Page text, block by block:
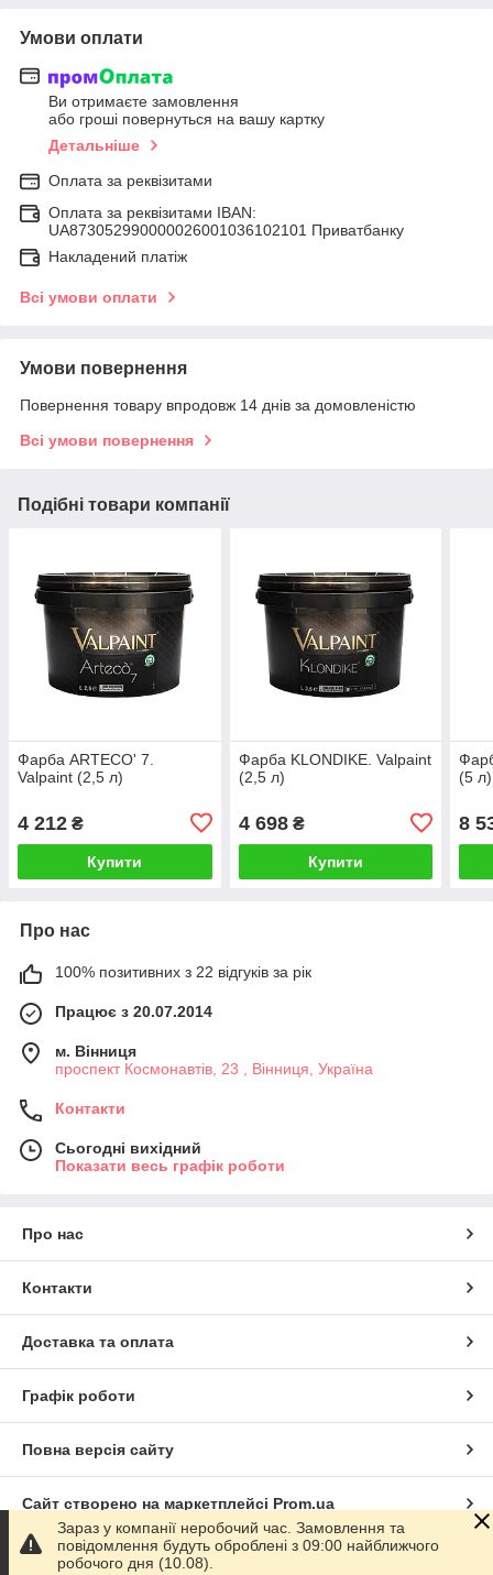
Умови оплати
Ви отримаєте замовлення
або гроші повернуться на вашу картку
Детальніше
Оплата за реквізитами
Оплата за реквізитами IBAN:
UA873052990000026001036102101 Приватбанку
Накладений платіж
Всі умови оплати
Умови повернення
Повернення товару впродовж 14 днів за домовленістю
Всі умови повернення
Подібні товари компанії
Фарба ARTECO' 7.
Valpaint (2,5 л)
4 212 ₴
Купити
Фарба KLONDIKE. Valpaint
(2,5 л)
4 698₴
Купити
(5
8
Про нас
100% позитивних з 22 відгуків за рік
Працює з 20.07.2014
м. Вінниця
проспект Космонавтів, 23 , Вінниця, Україна
Контакти
Сьогодні вихідний
Показати весь графік роботи
Про нас
Контакти
Доставка та оплата
Графік роботи
Повна версія сайту
Сайт створено на маркетплейсі Prom.ua
Політика конфіденційності
Зараз у компанії неробочий час. Замовлення та
повідомлення будуть оброблені з 09:00 найближчого
робочого дня (10.08).